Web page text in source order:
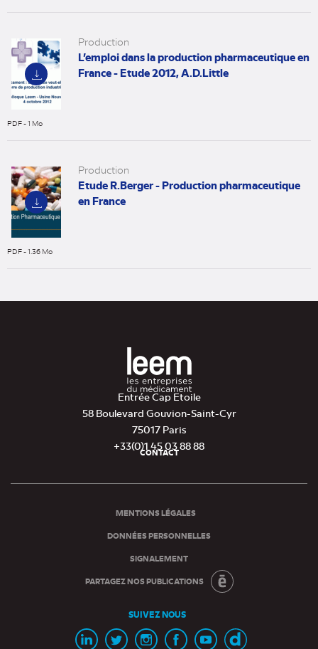
PDF - 1 Mo
Production
L’emploi dans la production pharmaceutique en
France - Etude 2012, A.D.Little
PDF - 1.36 Mo
Production
Etude R.Berger - Production pharmaceutique
en France
Entrée Cap Etoile
58 Boulevard Gouvion-Saint-Cyr
75017 Paris
+33(0)1 45 03 88 88
de
CONTACT
MENTIONS LÉGALES
DONNÉES PERSONNELLES
SIGNALEMENT
PARTAGEZ NOS PUBLICATIONS
SUIVEZ NOUS
Page Page Page Page ChaineChaine